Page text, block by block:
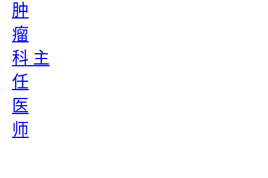
肿
瘤
科 主
任
医
师